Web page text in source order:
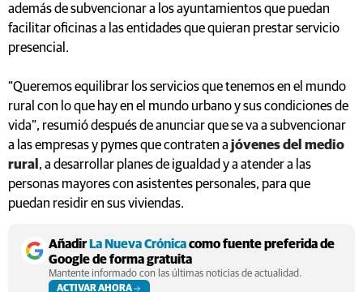
además de subvencionar a los ayuntamientos que puedan
facilitar oficinas a las entidades que quieran prestar servicio
presencial.
“Queremos equilibrar los servicios que tenemos en el mundo
rural con lo que hay en el mundo urbano y sus condiciones de
vida”, resumió después de anunciar que se va a subvencionar
a las empresas y pymes que contraten a jóvenes del medio
rural , a desarrollar planes de igualdad y a atender a las
personas mayores con asistentes personales, para que
puedan residir en sus viviendas.
AñadirLa Nueva Crónicacomo fuente preferida de
Google de forma gratuita
Mantente informado con las últimas noticias de actualidad.
ACTIVAR AHORA